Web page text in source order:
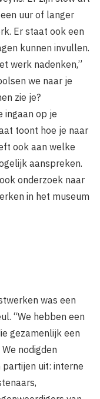
uur of langer
Er staat ook een
kunnen invullen.
werk nadenken,”
we naar je
zie je?
ingaan op je
toont hoe je naar
ook aan welke
aanspreken.
onderzoek naar
in het museum
was een
“We hebben een
gezamenlijk een
nodigden
uit: interne